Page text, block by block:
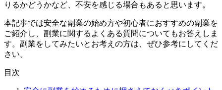
りるかどうかなど、不安を感じる場合もあると思います。
本記事では安全な副業の始め方や初心者におすすめの副業を
ご紹介し、副業に関するよくある質問についてもお答えしま
す。副業をしてみたいとお考えの方は、ぜひ参考にしてくだ
さい。
目次